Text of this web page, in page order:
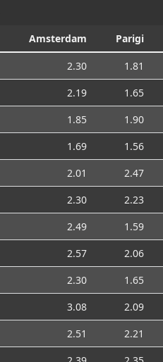
Amsterdam Parigi
2.30 1.81
2.19 1.65
1.85 1.90
1.69 1.56
2.01 2.47
2.30 2.23
2.49 1.59
2.57 2.06
2.30 1.65
3.08 2.09
2.51 2.21